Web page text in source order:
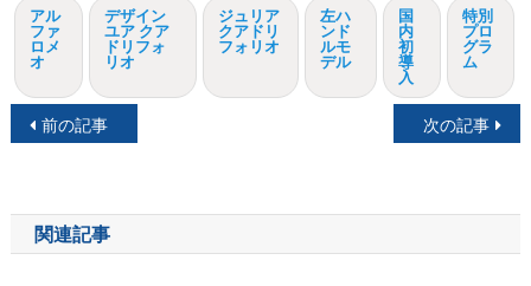
アル
ファ
ロメ
オ
デザイン
ユア クア
ドリフォ
リオ
ジュリア
クアドリ
フォリオ
左ハ
ンド
ルモ
デル
国
内
初
導
入
特別
プロ
グラ
ム
投
ナ
ビ
前の記事 次の記事
関連記事